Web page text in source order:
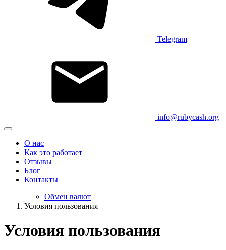
Telegram
info@rubycash.org
О нас
Как это работает
Отзывы
Блог
Контакты
Обмен валют
Условия пользования
Условия пользования